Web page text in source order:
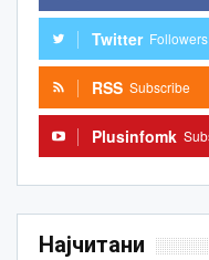
Twitter Followers
RSS Subscribe
Plusinfomk
Најчитани